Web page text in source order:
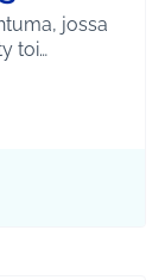
jossa
jätetty toi…
Liikunta ja